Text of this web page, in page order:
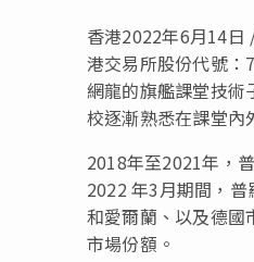
香港2022年6月14日
港交易所股份代號
網龍的旗艦課堂技
校逐漸熟悉在課堂內
2018年至2021年，
2022 年3月期間，
和愛爾蘭、以及德國
市場份額。